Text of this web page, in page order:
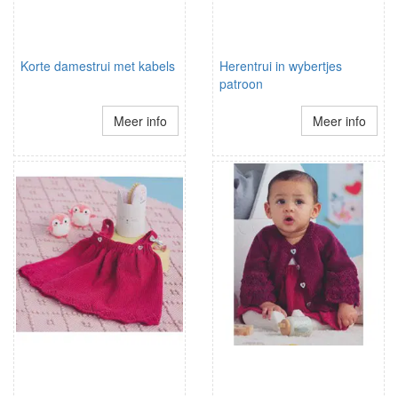
Korte damestrui met kabels
Meer info
Herentrui in wybertjes
patroon
Meer info